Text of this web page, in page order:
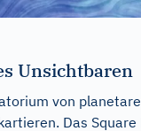
Unsichtbaren
von
Das